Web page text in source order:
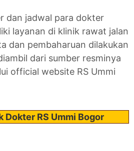
dan jadwal para dokter
layanan di klinik rawat jalan
dan pembaharuan dilakukan
dari sumber resminya
official website RS Ummi
Dokter RS Ummi Bogor